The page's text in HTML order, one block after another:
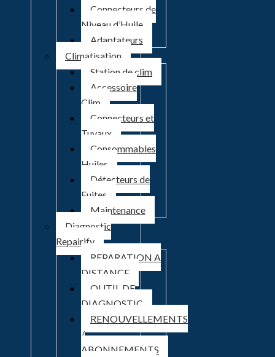
Connecteurs de
Niveau d’Huile
Adaptateurs
Climatisation
Station de clim
Accessoire
Clim
Connecteurs et
Tuyaux
Consommables
Huiles
Détecteurs de
Fuites
Maintenance
Diagnostic
Repairify
REPARATION A
DISTANCE
OUTIL DE
DIAGNOSTIC
RENOUVELLEMENTS
/
ABONNEMENTS